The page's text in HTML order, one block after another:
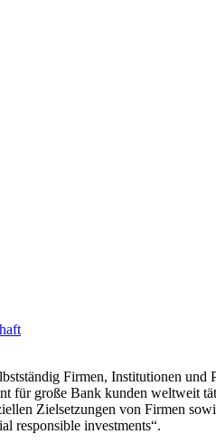
Firmen, Institutionen
für große Bank kunden weltweit
Zielsetzungen von Firmen
responsible investments“.